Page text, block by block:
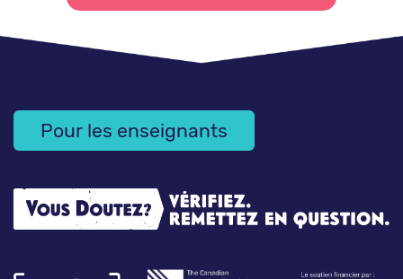
Pour les enseignants